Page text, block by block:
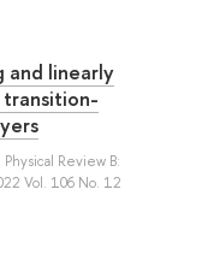
and linearly
transition-
Physical Review B:
Vol. 106 No. 12